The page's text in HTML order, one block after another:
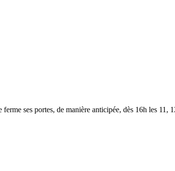
ses portes, de manière anticipée, dès 16h les 11,